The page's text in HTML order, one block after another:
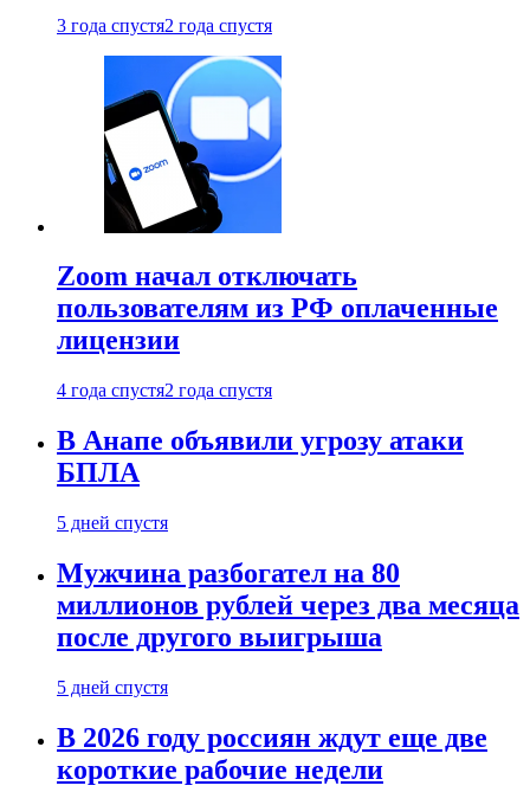
3 года спустя2 года спустя
Zoom начал отключать
пользователям из РФ оплаченные
лицензии
4 года спустя2 года спустя
В Анапе объявили угрозу атаки
БПЛА
5 дней спустя
Мужчина разбогател на 80
миллионов рублей через два месяца
после другого выигрыша
5 дней спустя
В 2026 году россиян ждут еще две
короткие рабочие недели